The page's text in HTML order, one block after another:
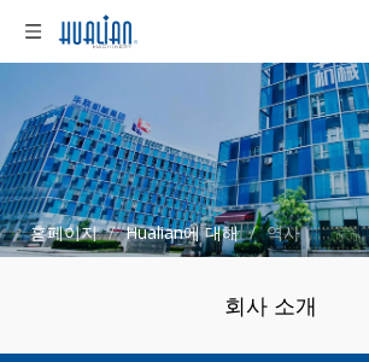
홈페이지 / Hualian에 대해 / 역사
회사 소개